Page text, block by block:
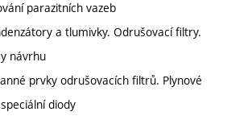
parazitních vazeb
a tlumivky. Odrušovací filtry.
návrhu
prvky odrušovacích filtrů. Plynové
diody